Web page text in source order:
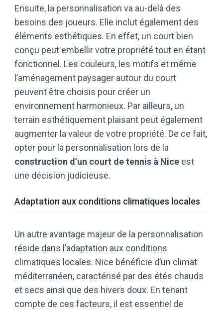
Ensuite, la personnalisation va au-delà des
besoins des joueurs. Elle inclut également des
éléments esthétiques. En effet, un court bien
conçu peut embellir votre propriété tout en étant
fonctionnel. Les couleurs, les motifs et même
l’aménagement paysager autour du court
peuvent être choisis pour créer un
environnement harmonieux. Par ailleurs, un
terrain esthétiquement plaisant peut également
augmenter la valeur de votre propriété. De ce fait,
opter pour la personnalisation lors de la
construction d’un court de tennis à Nice est
une décision judicieuse.
Adaptation aux conditions climatiques locales
Un autre avantage majeur de la personnalisation
réside dans l’adaptation aux conditions
climatiques locales. Nice bénéficie d’un climat
méditerranéen, caractérisé par des étés chauds
et secs ainsi que des hivers doux. En tenant
compte de ces facteurs, il est essentiel de